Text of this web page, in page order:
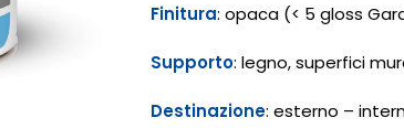
Finitura: opaca (< 5 gloss
Supporto: legno, superfici
Destinazione: esterno –